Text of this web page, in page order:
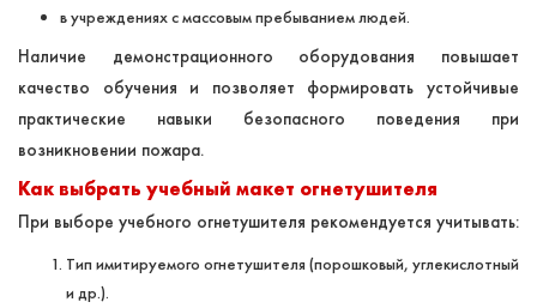
в учреждениях с массовым пребыванием людей.
Наличие демонстрационного оборудования повышает
качество обучения и позволяет формировать устойчивые
практические навыки безопасного поведения при
возникновении пожара.
Как выбрать учебный макет огнетушителя
При выборе учебного огнетушителя рекомендуется учитывать:
Тип имитируемого огнетушителя (порошковый, углекислотный
и др.).